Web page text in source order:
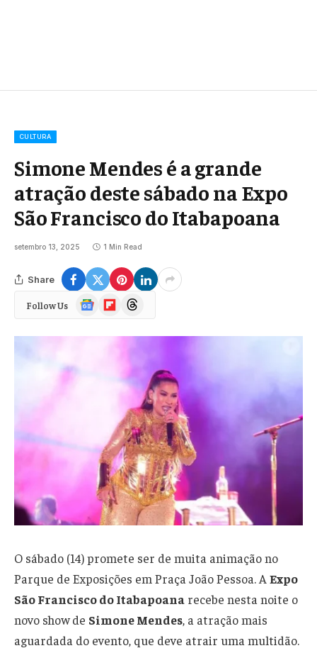
CULTURA
Simone Mendes é a grande
atração deste sábado na Expo
São Francisco do Itabapoana
setembro 13, 2025 1 Min Read
Share
Follow Us
Google
News
FlipboardThreads
O sábado (14) promete ser de muita animação no
Parque de Exposições em Praça João Pessoa. A Expo
São Francisco do Itabapoana recebe nesta noite o
novo show de Simone Mendes, a atração mais
aguardada do evento, que deve atrair uma multidão.